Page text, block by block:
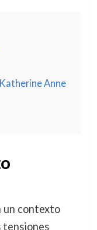
Anne
un contexto
tensiones